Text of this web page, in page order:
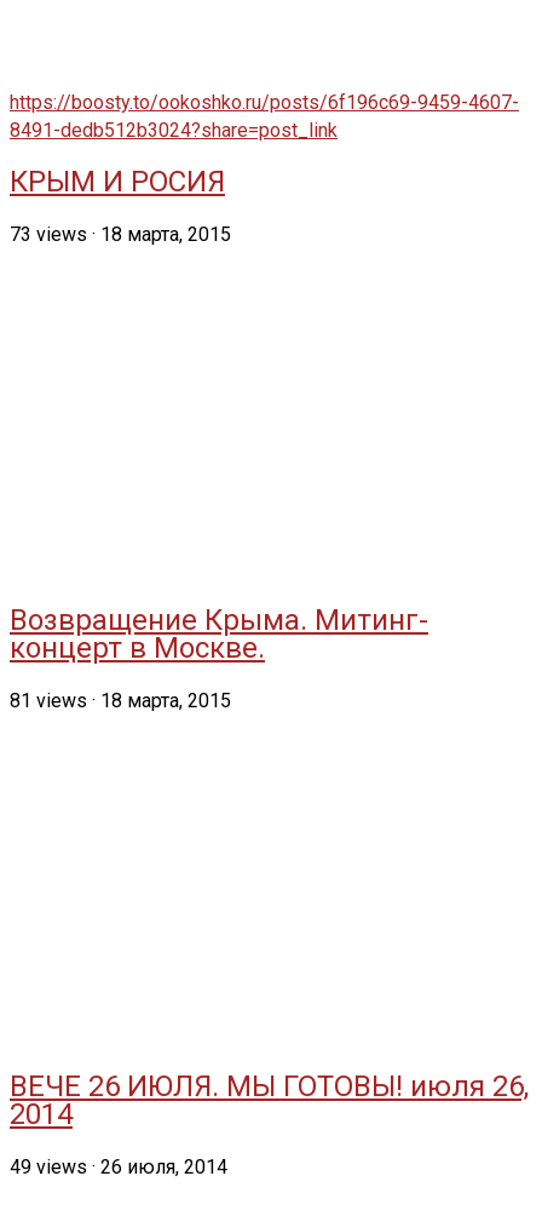
https://boosty.to/ookoshko.ru/posts/6f196c69-9459-4607-
8491-dedb512b3024?share=post_link
КРЫМ И РОСИЯ
73 views · 18 марта, 2015
Возвращение Крыма. Митинг-
концерт в Москве.
81 views · 18 марта, 2015
ВЕЧЕ 26 ИЮЛЯ. МЫ ГОТОВЫ! июля 26,
2014
49 views · 26 июля, 2014